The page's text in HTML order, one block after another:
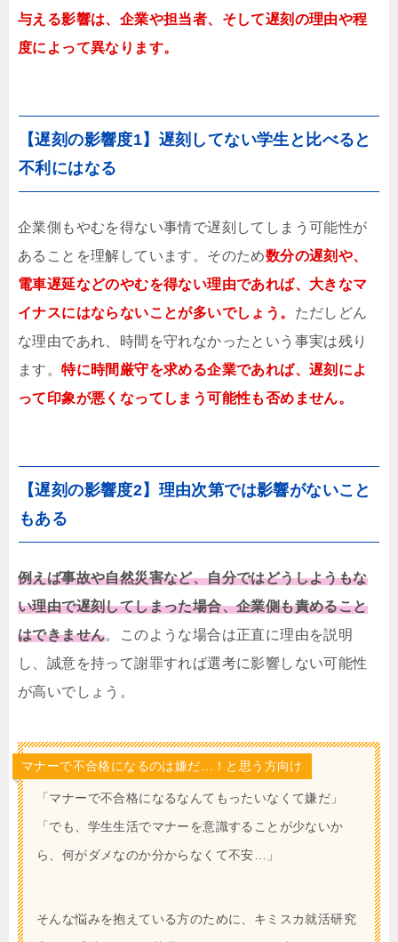
与える影響は、企業や担当者、そして遅刻の理由や程
度によって異なります。
【遅刻の影響度1】遅刻してない学生と比べると
不利にはなる
企業側もやむを得ない事情で遅刻してしまう可能性が
あることを理解しています。そのため数分の遅刻や、
電車遅延などのやむを得ない理由であれば、大きなマ
イナスにはならないことが多いでしょう。 ただしどん
な理由であれ、時間を守れなかったという事実は残り
ます。特に時間厳守を求める企業であれば、遅刻によ
って印象が悪くなってしまう可能性も否めません。
【遅刻の影響度2】理由次第では影響がないこと
もある
例えば事故や自然災害など、自分ではどうしようもな
い理由で遅刻してしまった場合、企業側も責めること
はできません。このような場合は正直に理由を説明
し、誠意を持って謝罪すれば選考に影響しない可能性
が高いでしょう。
マナーで不合格になるのは嫌だ…！と思う方向け
「マナーで不合格になるなんてもったいなくて嫌だ」
「でも、学生生活でマナーを意識することが少ないか
ら、何がダメなのか分からなくて不安…」
そんな悩みを抱えている方のために、キミスカ就活研究